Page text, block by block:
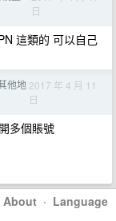
日
這類的 可以自己
他地 2017 年 4 月 11
日
多個賬號
About · Language